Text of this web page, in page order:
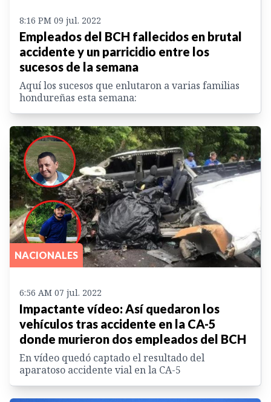
8:16 PM 09 jul. 2022
Empleados del BCH fallecidos en brutal
accidente y un parricidio entre los
sucesos de la semana
Aquí los sucesos que enlutaron a varias familias
hondureñas esta semana:
NACIONALES
6:56 AM 07 jul. 2022
Impactante vídeo: Así quedaron los
vehículos tras accidente en la CA-5
donde murieron dos empleados del BCH
En vídeo quedó captado el resultado del
aparatoso accidente vial en la CA-5